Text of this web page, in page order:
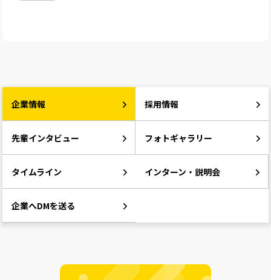
企業情報 採用情報
先輩インタビュー フォトギャラリー
タイムライン インターン・説明会
企業へDMを送る